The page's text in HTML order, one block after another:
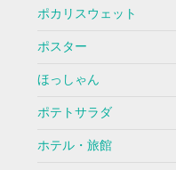
ポカリスウェット
ポスター
ほっしゃん
ポテトサラダ
ホテル・旅館